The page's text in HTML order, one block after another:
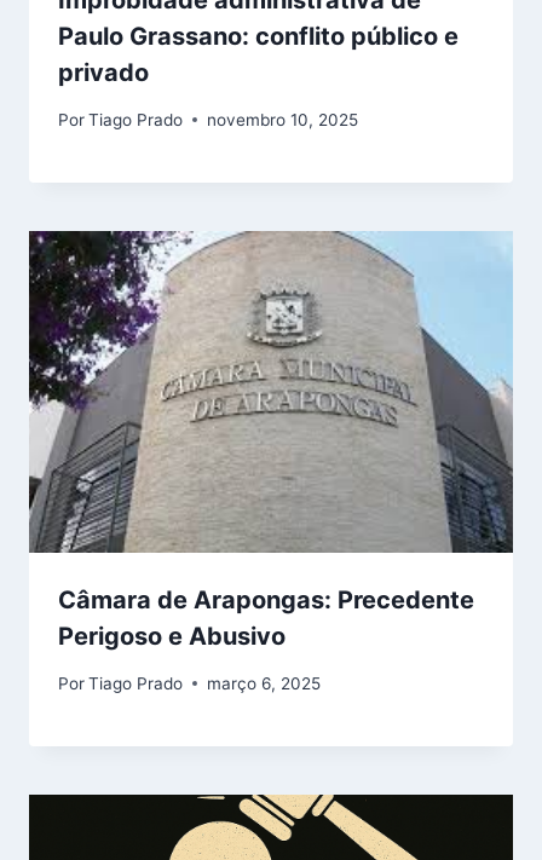
Paulo Grassano: conflito público e
privado
PorTiago Prado novembro 10, 2025
Câmara de Arapongas: Precedente
Perigoso e Abusivo
PorTiago Prado março 6, 2025